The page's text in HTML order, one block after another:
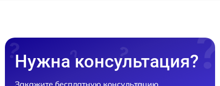
Нужна консультация?
Закажите бесплатную консультацию